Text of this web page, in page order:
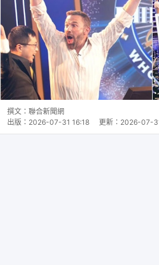
撰文： 聯合新聞網
出版： 2026-07-31 16:18 更新： 2026-07-